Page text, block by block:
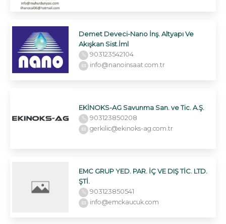
Demet Deveci-Nano İnş. Altyapı Ve
Akışkan Sist.İml
903123542104
info@nanoinsaat.com.tr
EKİNOKS-AG Savunma San. ve Tic. A.Ş.
903123850208
gerkilic@ekinoks-ag.com.tr
EMC GRUP YED. PAR. İÇ VE DIŞ TİC. LTD.
ŞTİ.
903123850541
info@emckaucuk.com